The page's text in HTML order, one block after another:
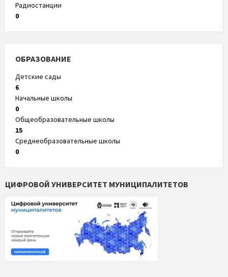
Радиостанции
0
ОБРАЗОВАНИЕ
Детские сады
6
Начальные школы
0
Общеобразовательные школы
15
Среднеобразовательные школы
0
ЦИФРОВОЙ УНИВЕРСИТЕТ МУНИЦИПАЛИТЕТОВ